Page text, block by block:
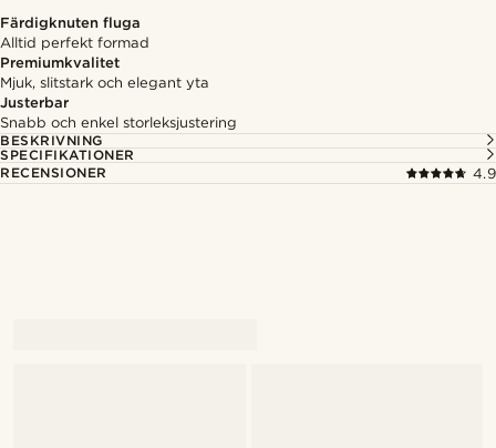
Färdigknuten fluga
Alltid perfekt formad
Premiumkvalitet
Mjuk, slitstark och elegant yta
Justerbar
Snabb och enkel storleksjustering
BESKRIVNING
SPECIFIKATIONER
RECENSIONER
4.9